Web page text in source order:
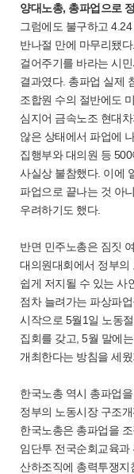
양대노총, 총파업으로
그럼에도 불구하고 4.24
반나절 만에 마무리됐
걸어주기를 바라는 시
결과였다. 총파업 실제
조합원 수의 절반에도
심지어 금속노조 현대
않은 상태에서 파업에
집행부와 대의원 등
사실상 불참했다. 이에
파업으로 끝나는 것 아
우려하기도 했다.
반면 민주노총은 짐짓
대의원대회에서 정부의
쉽게 저지될 수 있는 사
점차 늘려가는 파상파
시작으로 5월1일 노동
집회를 갖고, 5월 말에
개최한다는 방침을 세
한국노총 역시 총파업
정부의 노동시장 구조
한국노총은 총파업을
임단투 전국순회교육과
산하조직에 총력투쟁지